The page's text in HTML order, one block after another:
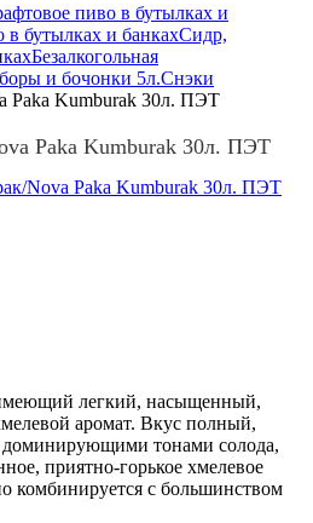
пиво в бутылках и
бутылках и банкахСидр,
Безалкогольная
и бочонки 5л.Снэки
Paka Kumburak 30л. ПЭТ
Paka Kumburak 30л. ПЭТ
легкий, насыщенный,
аромат. Вкус полный,
тонами солода,
приятно-горькое хмелевое
комбинируется с большинством